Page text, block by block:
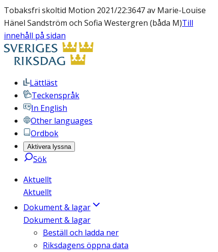
Tobaksfri skoltid Motion 2021/22:3647 av Marie-Louise
Hänel Sandström och Sofia Westergren (båda M)Till
innehåll på sidan
Lättläst
Teckenspråk
In English
Other languages
Ordbok
Aktivera lyssna
Sök
Aktuellt
Aktuellt
Dokument & lagar
Dokument & lagar
Beställ och ladda ner
Riksdagens öppna data